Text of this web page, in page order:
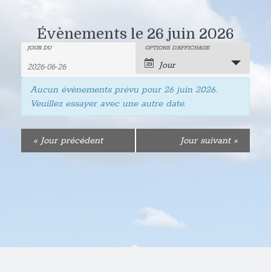
Évènements le 26 juin 2026
Recherche
et
navigation
de
vues
Rechercher
Évènements
JOUR DU
Navigation
de
vues
évènement
OPTIONS D’AFFICHAGE
Jour
Aucun évènements prévu pour 26 juin 2026.
Veuillez essayer avec une autre date.
«Jour précédent Jour suivant »